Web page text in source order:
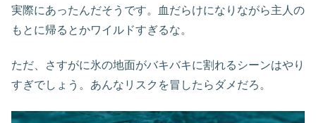
実際にあったんだそうです。血だらけになりながら主人の
もとに帰るとかワイルドすぎるな。
ただ、さすがに氷の地面がバキバキに割れるシーンはやり
すぎでしょう。あんなリスクを冒したらダメだろ。